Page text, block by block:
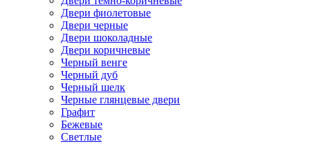
Двери фиолетовые
Двери черные
Двери шоколадные
Двери коричневые
Черный венге
Черный дуб
Черный шелк
Черные глянцевые двери
Графит
Бежевые
Светлые